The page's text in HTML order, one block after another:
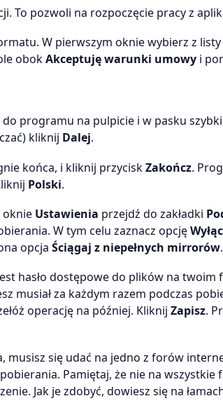
To pozwoli na rozpoczęcie pracy z
W pierwszym oknie wybierz z
obokAkceptuję warunki umowy i
programu na pulpicie i w pasku
kliknij Dalej.
końca, i kliknij przyciskZakończ.
Polski.
oknie Ustawienia przejdź do zakładki
W tym celu zaznacz opcję
opcja Ściągaj z niepełnych mirrorów.
hasło dostępowe do plików na
musiał za każdym razem podczas
operację na później. Kliknij Zapisz.
musisz się udać na jedno z forów
Pamiętaj, że nie na wszystkie
Jak je zdobyć, dowiesz się na